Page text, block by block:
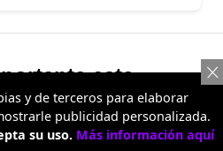
este
ciudadanos?
y de terceros para elaborar
publicidad personalizada.
su uso. Más información aquí